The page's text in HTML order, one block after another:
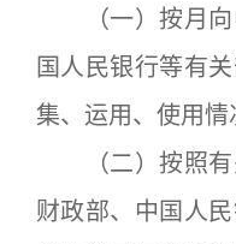
（一）按月向
国人民银行等有
集、运用、使用情
（二）按照有
财政部、中国人